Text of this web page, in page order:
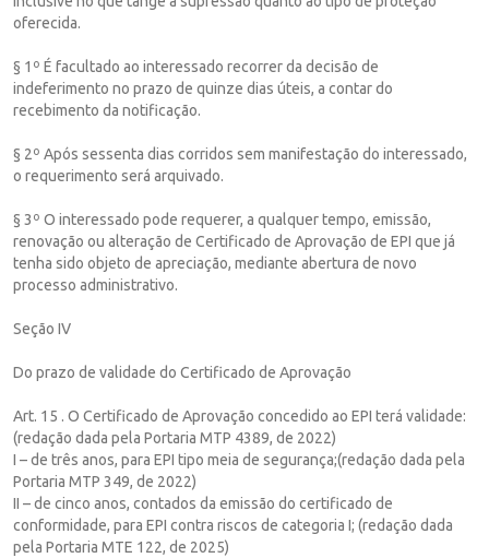
oferecida.
§ 1º É facultado ao interessado recorrer da decisão de
indeferimento no prazo de quinze dias úteis, a contar do
recebimento da notificação.
§ 2º Após sessenta dias corridos sem manifestação do interessado,
o requerimento será arquivado.
§ 3º O interessado pode requerer, a qualquer tempo, emissão,
renovação ou alteração de Certificado de Aprovação de EPI que já
tenha sido objeto de apreciação, mediante abertura de novo
processo administrativo.
Seção IV
Do prazo de validade do Certificado de Aprovação
Art. 15 . O Certificado de Aprovação concedido ao EPI terá validade:
(redação dada pela Portaria MTP 4389, de 2022)
I – de três anos, para EPI tipo meia de segurança;(redação dada pela
Portaria MTP 349, de 2022)
II – de cinco anos, contados da emissão do certificado de
conformidade, para EPI contra riscos de categoria I; (redação dada
pela Portaria MTE 122, de 2025)